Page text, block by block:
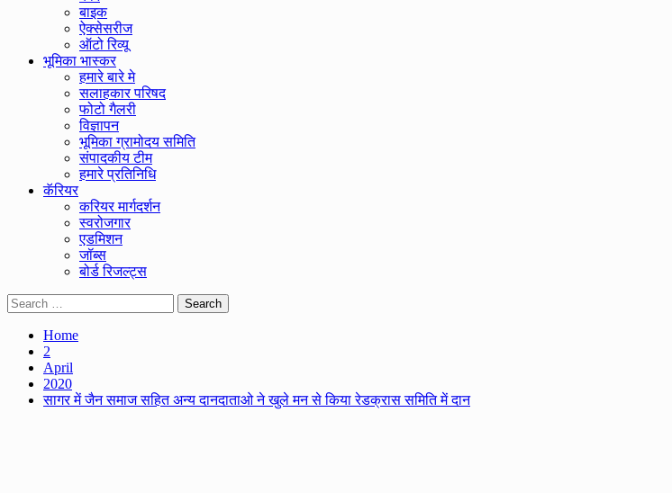
बाइक
ऐक्सेसरीज
ऑटो रिव्यू
भूमिका भास्कर
हमारे बारे मे
सलाहकार परिषद
फोटो गैलरी
विज्ञापन
भूमिका ग्रामोदय समिति
संपादकीय टीम
हमारे प्रतिनिधि
कॅरियर
करियर मार्गदर्शन
स्वरोजगार
एडमिशन
जॉब्स
बोर्ड रिजल्ट्स
Search
for:
Home
2
April
2020
सागर में जैन समाज सहित अन्य दानदाताओ ने खुले मन से किया रेडक्रास समिति में दान